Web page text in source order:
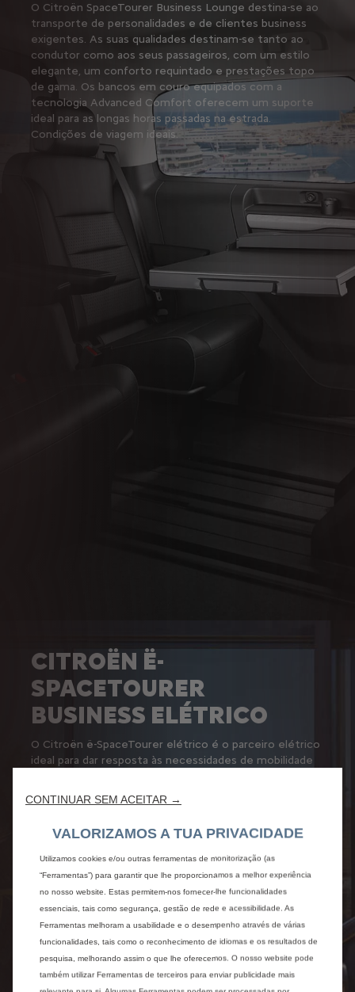
O Citroën SpaceTourer Business Lounge destina-se ao
transporte de personalidades e de clientes business
exigentes. As suas qualidades destinam-se tanto ao
condutor como aos seus passageiros, com um estilo
elegante, um conforto requintado e prestações topo
de gama. Os bancos em couro equipados com a
tecnologia Advanced Comfort oferecem um suporte
ideal para as longas horas passadas na estrada.
Condições de viagem ideais.
seus
CITROËN Ë-
SPACETOURER
BUSINESS ELÉTRICO
O Citroën ë-SpaceTourer elétrico é o parceiro elétrico
ideal para dar resposta às necessidades de mobilidade
Uma carga rápida até 80% em 30min
lugares para uma modularidade 100% conservada
A condução em modo ë-confort,
O acesso a serviços que facilitam a vida quotidiana em
modo elétrico (programação da carga à distância,
planeamento dos trajetos...)
Saber mais
CONTINUAR SEM ACEITAR →
VALORIZAMOS A TUA PRIVACIDADE
Utilizamos cookies e/ou outras ferramentas de monitorização (as
“Ferramentas”) para garantir que lhe proporcionamos a melhor experiência
no nosso website. Estas permitem-nos fornecer-lhe funcionalidades
essenciais, tais como segurança, gestão de rede e acessibilidade. As
Ferramentas melhoram a usabilidade e o desempenho através de várias
funcionalidades, tais como o reconhecimento de idiomas e os resultados de
pesquisa, melhorando assim o que lhe oferecemos. O nosso website pode
também utilizar Ferramentas de terceiros para enviar publicidade mais